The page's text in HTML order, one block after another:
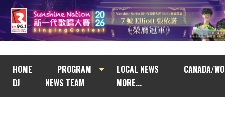
HOME PROGRAM LOCAL NEWS
CANADA/
DJ
NEWS TEAM MORE...